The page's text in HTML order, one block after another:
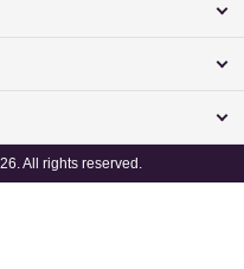
All rights reserved.